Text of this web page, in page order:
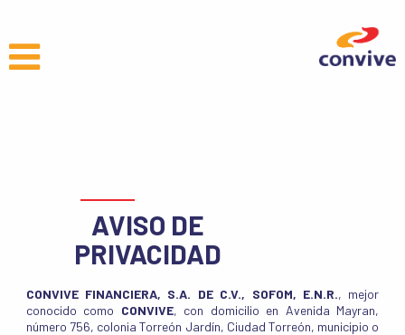
AVISO DE
PRIVACIDAD
CONVIVE FINANCIERA, S.A. DE C.V., SOFOM, E.N.R., mejor
conocido como CONVIVE, con domicilio en Avenida Mayran,
número 756, colonia Torreón Jardín, Ciudad Torreón, municipio o